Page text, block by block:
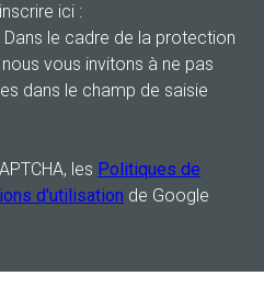
ici :
Dans le cadre de la protection
vous invitons à ne pas
dans le champ de saisie
les Politiques de
d'utilisation de Google